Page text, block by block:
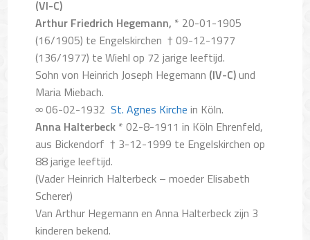
(VI-C)
Arthur Friedrich Hegemann, * 20-01-1905
(16/1905) te Engelskirchen † 09-12-1977
(136/1977) te Wiehl op 72 jarige leeftijd.
Sohn von Heinrich Joseph Hegemann (IV-C)und
Maria Miebach.
∞06-02-1932St. Agnes Kirche in Köln.
Anna Halterbeck * 02-8-1911 in Köln Ehrenfeld,
aus Bickendorf † 3-12-1999 te Engelskirchen op
88 jarige leeftijd.
(Vader Heinrich Halterbeck – moeder Elisabeth
Scherer)
Van Arthur Hegemann en Anna Halterbeck zijn 3
kinderen bekend.